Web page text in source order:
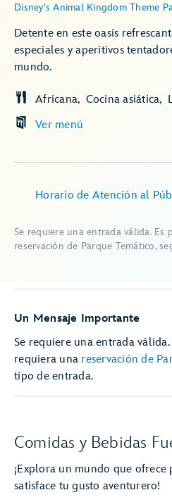
Disney's Animal Kingdom Theme
Detente en este oasis
especiales y aperitivos
mundo.
Ver menú
Africana Cocina asiática
Horario de Atención al
Se requiere una entrada válida. Es
reservación de Parque Temático,
Un Mensaje Importante
Se requiere una entrada válida.
requiera una reservación de
tipo de entrada.
Comidas y Bebidas
¡Explora un mundo que ofrece
satisface tu gusto aventurero!